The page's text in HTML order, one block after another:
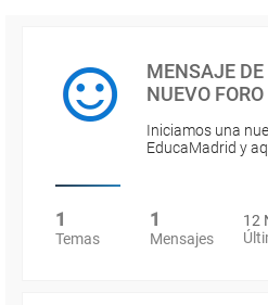
MENSAJE
NUEVO FORO
Iniciamos una
EducaMadrid y
1
Temas
1
Mensajes
12